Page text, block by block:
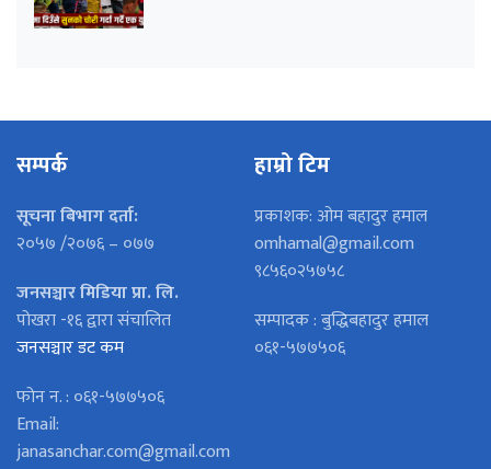
सम्पर्क
सूचना बिभाग दर्ता:
२०५७ /२०७६ – ०७७
जनसञ्चार मिडिया प्रा. लि.
पोखरा -१६ द्वारा संचालित
जनसञ्चार डट कम
फोन न. : ०६१-५७७५०६
Email:
janasanchar.com@gmail.com
हाम्रो टिम
प्रकाशक: ओम बहादुर हमाल
omhamal@gmail.com
९८५६०२५७५८
सम्पादक : बुद्धिबहादुर हमाल
०६१-५७७५०६